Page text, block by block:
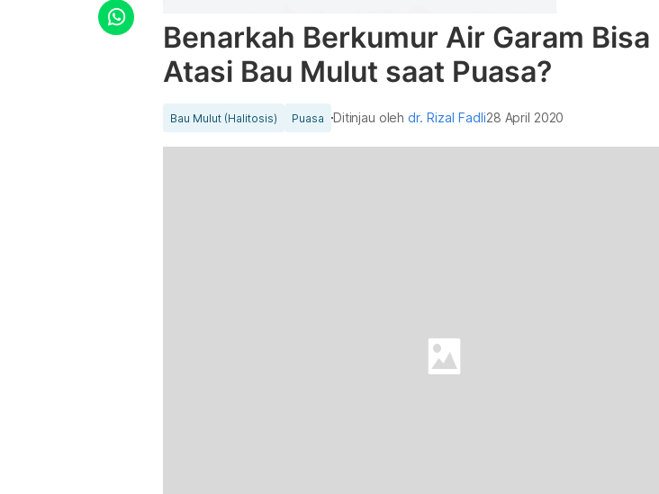
Benarkah Berkumur Air Garam Bisa
Atasi Bau Mulut saat Puasa?
Bau Mulut (Halitosis) Puasa Ditinjau olehdr. Rizal Fadli28 April 2020